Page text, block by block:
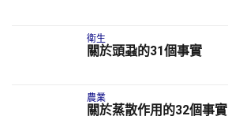
衛生
關於頭蝨的31個事實
農業
關於蒸散作用的32個事實